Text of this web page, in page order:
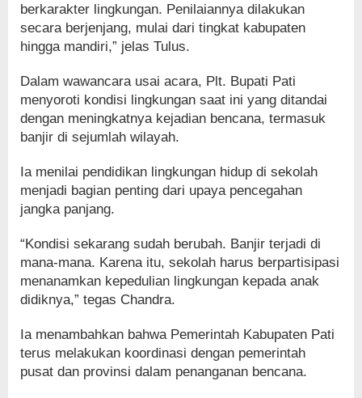
berkarakter lingkungan. Penilaiannya dilakukan
secara berjenjang, mulai dari tingkat kabupaten
hingga mandiri,” jelas Tulus.
Dalam wawancara usai acara, Plt. Bupati Pati
menyoroti kondisi lingkungan saat ini yang ditandai
dengan meningkatnya kejadian bencana, termasuk
banjir di sejumlah wilayah.
Ia menilai pendidikan lingkungan hidup di sekolah
menjadi bagian penting dari upaya pencegahan
jangka panjang.
“Kondisi sekarang sudah berubah. Banjir terjadi di
mana-mana. Karena itu, sekolah harus berpartisipasi
menanamkan kepedulian lingkungan kepada anak
didiknya,” tegas Chandra.
Ia menambahkan bahwa Pemerintah Kabupaten Pati
terus melakukan koordinasi dengan pemerintah
pusat dan provinsi dalam penanganan bencana.